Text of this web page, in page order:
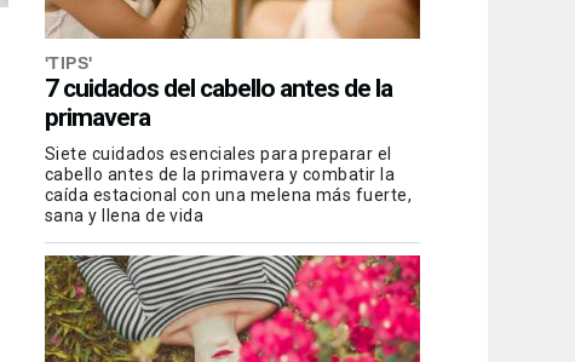
'TIPS'
7 cuidados del cabello antes de la
primavera
Siete cuidados esenciales para preparar el
cabello antes de la primavera y combatir la
caída estacional con una melena más fuerte,
sana y llena de vida